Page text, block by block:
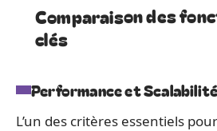
Comparaison des
clés
Performance et Scalabilité
L’un des critères essentiels